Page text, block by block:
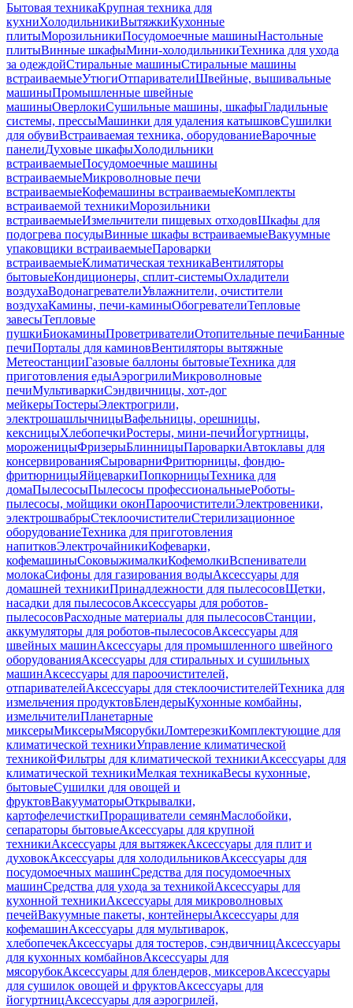
Бытовая техникаКрупная техника для
кухниХолодильникиВытяжкиКухонные
плитыМорозильникиПосудомоечные машиныНастольные
плитыВинные шкафыМини-холодильникиТехника для ухода
за одеждойСтиральные машиныСтиральные машины
встраиваемыеУтюгиОтпаривателиШвейные, вышивальные
машиныПромышленные швейные
машиныОверлокиСушильные машины, шкафыГладильные
системы, прессыМашинки для удаления катышковСушилки
для обувиВстраиваемая техника, оборудованиеВарочные
панелиДуховые шкафыХолодильники
встраиваемыеПосудомоечные машины
встраиваемыеМикроволновые печи
встраиваемыеКофемашины встраиваемыеКомплекты
встраиваемой техникиМорозильники
встраиваемыеИзмельчители пищевых отходовШкафы для
подогрева посудыВинные шкафы встраиваемыеВакуумные
упаковщики встраиваемыеПароварки
встраиваемыеКлиматическая техникаВентиляторы
бытовыеКондиционеры, сплит-системыОхладители
воздухаВодонагревателиУвлажнители, очистители
воздухаКамины, печи-каминыОбогревателиТепловые
завесыТепловые
пушкиБиокаминыПроветривателиОтопительные печиБанные
печиПорталы для каминовВентиляторы вытяжные
МетеостанцииГазовые баллоны бытовыеТехника для
приготовления едыАэрогрилиМикроволновые
печиМультиваркиСэндвичницы, хот-дог
мейкерыТостерыЭлектрогрили,
электрошашлычницыВафельницы, орешницы,
кексницыХлебопечкиРостеры, мини-печиЙогуртницы,
мороженицыФризерыБлинницыПароваркиАвтоклавы для
консервированияСыроварниФритюрницы, фондю-
фритюрницыЯйцеваркиПопкорницыТехника для
домаПылесосыПылесосы профессиональныеРоботы-
пылесосы, мойщики оконПароочистителиЭлектровеники,
электрошвабрыСтеклоочистителиСтерилизационное
оборудованиеТехника для приготовления
напитковЭлектрочайникиКофеварки,
кофемашиныСоковыжималкиКофемолкиВспениватели
молокаСифоны для газирования водыАксессуары для
домашней техникиПринадлежности для пылесосовЩетки,
насадки для пылесосовАксессуары для роботов-
пылесосовРасходные материалы для пылесосовСтанции,
аккумуляторы для роботов-пылесосовАксессуары для
швейных машинАксессуары для промышленного швейного
оборудованияАксессуары для стиральных и сушильных
машинАксессуары для пароочистителей,
отпаривателейАксессуары для стеклоочистителейТехника для
измельчения продуктовБлендерыКухонные комбайны,
измельчителиПланетарные
миксерыМиксерыМясорубкиЛомтерезкиКомплектующие для
климатической техникиУправление климатической
техникойФильтры для климатической техникиАксессуары для
климатической техникиМелкая техникаВесы кухонные,
бытовыеСушилки для овощей и
фруктовВакууматорыОткрывалки,
картофелечисткиПроращиватели семянМаслобойки,
сепараторы бытовыеАксессуары для крупной
техникиАксессуары для вытяжекАксессуары для плит и
духовокАксессуары для холодильниковАксессуары для
посудомоечных машинСредства для посудомоечных
машинСредства для ухода за техникойАксессуары для
кухонной техникиАксессуары для микроволновых
печейВакуумные пакеты, контейнерыАксессуары для
кофемашинАксессуары для мультиварок,
хлебопечекАксессуары для тостеров, сэндвичницАксессуары
для кухонных комбайновАксессуары для
мясорубокАксессуары для блендеров, миксеровАксессуары
для сушилок овощей и фруктовАксессуары для
йогуртницАксессуары для аэрогрилей,